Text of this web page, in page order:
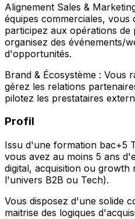
Alignement Sales &
équipes commerciales,
participez aux opérations
organisez des événements/
d'opportunités.
Brand & Écosystème : Vous
gérez les relations
pilotez les prestataires
Profil
Issu d'une formation bac+5
vous avez au moins 5 ans
digital, acquisition ou growth
l'univers B2B ou Tech).
Vous disposez d'une solide
maitrise des logiques